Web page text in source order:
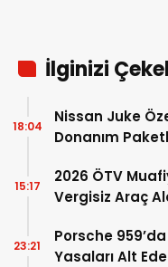
İlginizi
Nissan Juke
Donanım
18:04
2026 ÖTV
Vergisiz Araç
15:17
Porsche
Yasaları Alt
23:21